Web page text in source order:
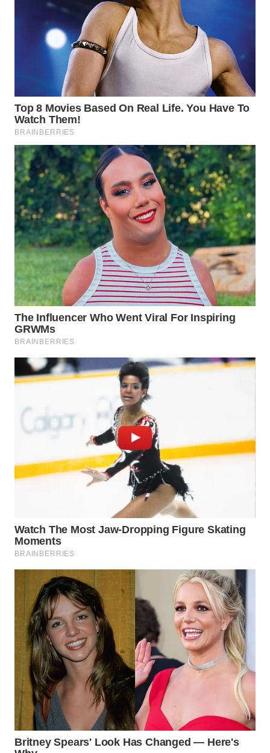
TENGAH
WN DELI
SERDANG
TEBING
TINGGI
PAKPAK
WN
KARAWANG
WN
BEKASI
WN
BOGOR
WN
DEPOK
WN
TAPANULI
WN
SAMOSIR
WN
PADANG
WN
SUMEDANG
WN
CIANJUR
WN
KEPULAUAN
SERIBU
WN
TANGERANG
WN
BINJAI